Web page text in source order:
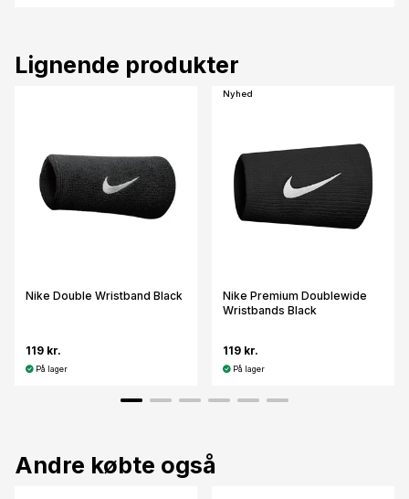
Lignende produkter
Nike Double Wristband Black
119 kr.
På lager
Nyhed
Nike Premium Doublewide
Wristbands Black
119 kr.
På lager
Andre købte også